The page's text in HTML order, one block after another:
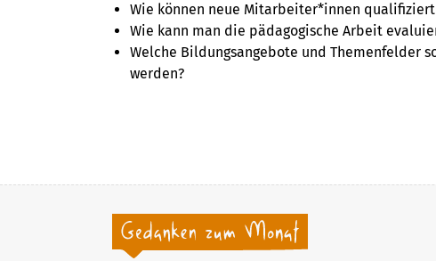
Wie können neue Mitarbeiter*innen
Wie kann man die pädagogische Arbeit
Welche Bildungsangebote und Themenfelder
werden?